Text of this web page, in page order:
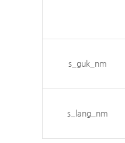
s_guk_nm
s_lang_nm